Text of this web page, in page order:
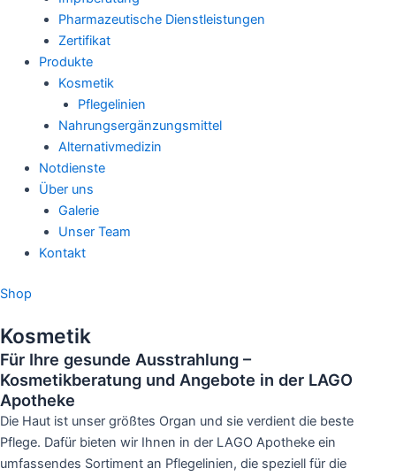
Pharmazeutische Dienstleistungen
Zertifikat
Produkte
Kosmetik
Pflegelinien
Nahrungsergänzungsmittel
Alternativmedizin
Notdienste
Über uns
Galerie
Unser Team
Kontakt
Shop
Kosmetik
Für Ihre gesunde Ausstrahlung –
Kosmetikberatung und Angebote in der LAGO
Apotheke
Die Haut ist unser größtes Organ und sie verdient die beste
Pflege. Dafür bieten wir Ihnen in der LAGO Apotheke ein
umfassendes Sortiment an Pflegelinien, die speziell für die